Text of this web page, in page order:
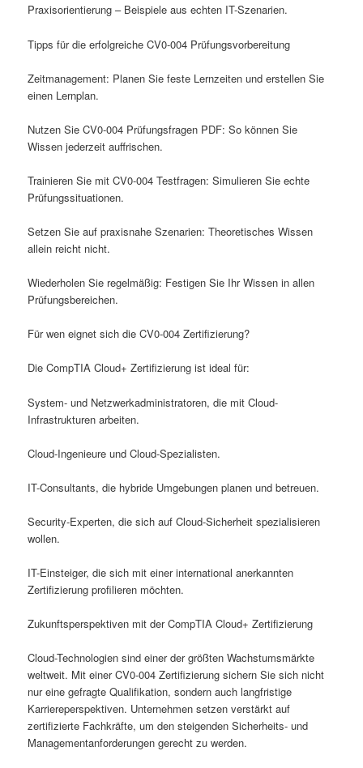
Praxisorientierung – Beispiele aus echten IT-Szenarien.
Tipps für die erfolgreiche CV0-004 Prüfungsvorbereitung
Zeitmanagement: Planen Sie feste Lernzeiten und erstellen Sie
einen Lernplan.
Nutzen Sie CV0-004 Prüfungsfragen PDF: So können Sie
Wissen jederzeit auffrischen.
Trainieren Sie mit CV0-004 Testfragen: Simulieren Sie echte
Prüfungssituationen.
Setzen Sie auf praxisnahe Szenarien: Theoretisches Wissen
allein reicht nicht.
Wiederholen Sie regelmäßig: Festigen Sie Ihr Wissen in allen
Prüfungsbereichen.
Für wen eignet sich die CV0-004 Zertifizierung?
Die CompTIA Cloud+ Zertifizierung ist ideal für:
System- und Netzwerkadministratoren, die mit Cloud-
Infrastrukturen arbeiten.
Cloud-Ingenieure und Cloud-Spezialisten.
IT-Consultants, die hybride Umgebungen planen und betreuen.
Security-Experten, die sich auf Cloud-Sicherheit spezialisieren
wollen.
IT-Einsteiger, die sich mit einer international anerkannten
Zertifizierung profilieren möchten.
Zukunftsperspektiven mit der CompTIA Cloud+ Zertifizierung
Cloud-Technologien sind einer der größten Wachstumsmärkte
weltweit. Mit einer CV0-004 Zertifizierung sichern Sie sich nicht
nur eine gefragte Qualifikation, sondern auch langfristige
Karriereperspektiven. Unternehmen setzen verstärkt auf
zertifizierte Fachkräfte, um den steigenden Sicherheits- und
Managementanforderungen gerecht zu werden.